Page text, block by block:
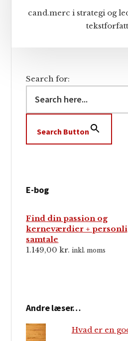
cand.merc i strategi og
Search for:
Search Button
E-bog
Find din passion og
kerneværdier +
samtale
1.149,00kr. inkl. moms
Andre læser…
Hvad er en